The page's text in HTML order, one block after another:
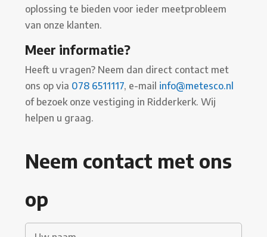
oplossing te bieden voor ieder meetprobleem
van onze klanten.
Meer informatie?
Heeft u vragen? Neem dan direct contact met
ons op via 078 6511117, e-mail info@metesco.nl
of bezoek onze vestiging in Ridderkerk. Wij
helpen u graag.
Neem contact met ons
op